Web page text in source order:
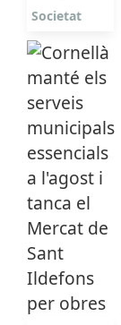
Societat